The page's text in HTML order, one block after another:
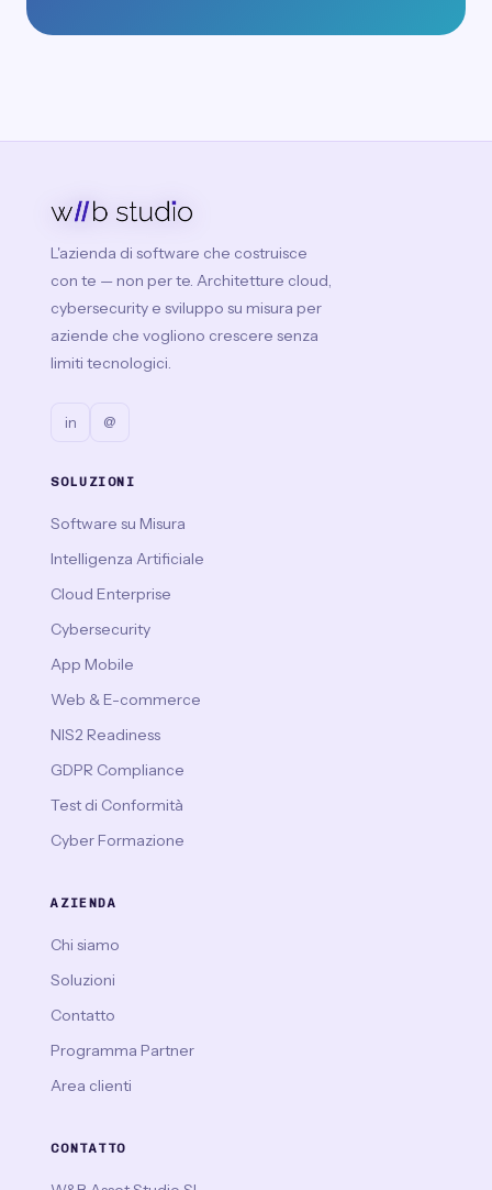
L'azienda di software che costruisce
con te — non per te. Architetture cloud,
cybersecurity e sviluppo su misura per
aziende che vogliono crescere senza
limiti tecnologici.
in @
SOLUZIONI
Software su Misura
Intelligenza Artificiale
Cloud Enterprise
Cybersecurity
App Mobile
Web & E-commerce
NIS2 Readiness
GDPR Compliance
Test di Conformità
Cyber Formazione
AZIENDA
Chi siamo
Soluzioni
Contatto
Programma Partner
Area clienti
CONTATTO